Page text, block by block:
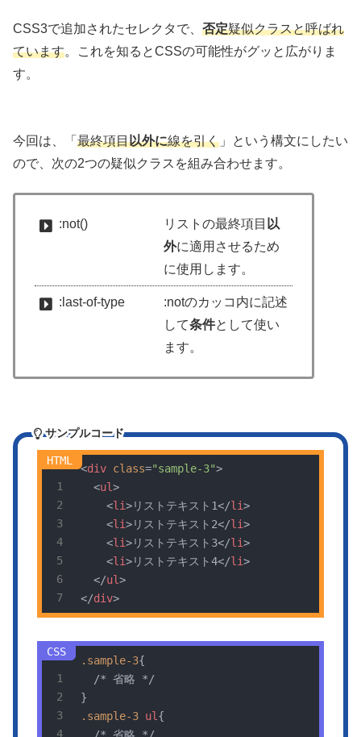
CSS3で追加されたセレクタで、 否定疑似クラスと呼ばれ
ています。これを知るとCSSの可能性がグッと広がりま
す。
今回は、「 最終項目以外に線を引く 」という構文にしたい
ので、次の2つの疑似クラスを組み合わせます。
:not() リストの最終項目 以
外に適用させるため
に使用します。
:last-of-type
:notのカッコ内に記述
して条件として使い
ます。
サンプルコード
<div class="sample-3">
<ul>
<li>リストテキスト1</li>
<li>リストテキスト2</li>
<li>リストテキスト3</li>
<li>リストテキスト4</li>
</ul>
</div>
.sample-3{
/* 省略 */
.sample-3 ul {
/* 省略 */